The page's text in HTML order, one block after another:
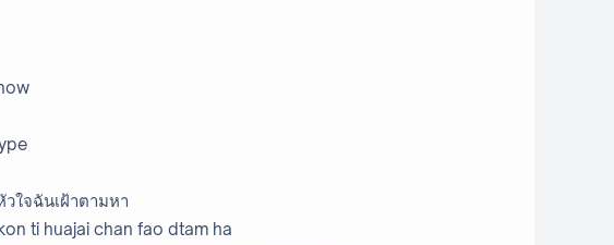
วใจฉันเฝ้าตามหา
ti huajai chan fao dtam ha